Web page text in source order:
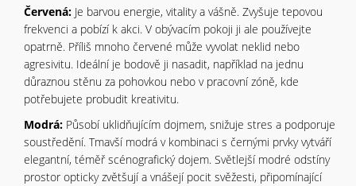
Červená: Je barvou energie, vitality a vášně. Zvyšuje tepovou
frekvenci a pobízí k akci. V obývacím pokoji ji ale používejte
opatrně. Příliš mnoho červené může vyvolat neklid nebo
agresivitu. Ideální je bodově ji nasadit, například na jednu
důraznou stěnu za pohovkou nebo v pracovní zóně, kde
potřebujete probudit kreativitu.
Modrá: Působí uklidňujícím dojmem, snižuje stres a podporuje
soustředění. Tmavší modrá v kombinaci s černými prvky vytváří
elegantní, téměř scénografický dojem. Světlejší modré odstíny
prostor opticky zvětšují a vnášejí pocit svěžesti, připomínající